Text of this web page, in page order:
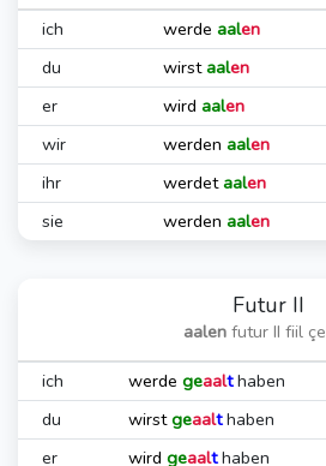
ich werde aalen
du
wirstaalen
er
wird aalen
wir
werden aalen
ihr
werdetaalen
sie
werden aalen
Futur II
aalenfutur II fiil
ich werde geaalthaben
du
wirstgeaalthaben
er
wird geaalthaben